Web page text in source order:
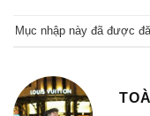
Mục nhập này đã được